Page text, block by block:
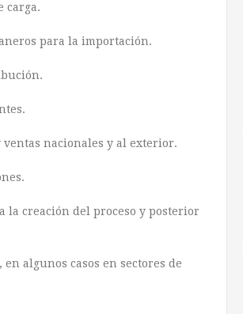
carga.
para la importación.
ventas nacionales y al exterior.
la creación del proceso y posterior
algunos casos en sectores de